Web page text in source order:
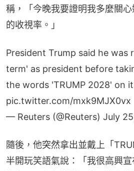
稱，「今晚我要證明我多麼關
的收視率。」
President Trump said he
term' as president before
the words 'TRUMP 2028' on it
pic.twitter.com/mxk9MJX0vx
— Reuters (@Reuters) July
隨後，他突然拿出並戴上「
半開玩笑語氣說：「我很高興